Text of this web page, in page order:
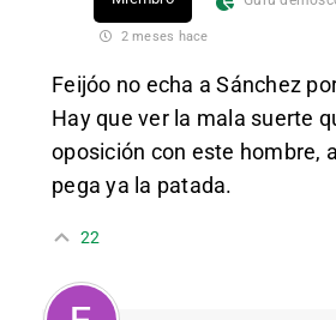
2 meses hace
Feijóo no echa a Sánchez
Hay que ver la mala suerte
oposición con este hombre,
pega ya la patada.
22